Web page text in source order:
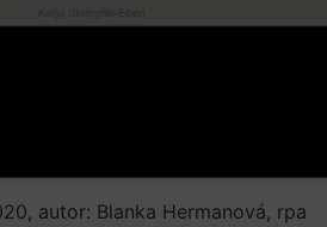
autor: Blanka Hermanová, rpa